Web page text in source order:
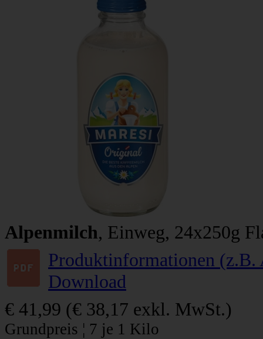
Alpenmilch, Einweg, 24x250g
Produktinformationen
Download
€ 41,99 (€ 38,17 exkl. MwSt.)
Grundpreis ¦ 7 je 1 Kilo